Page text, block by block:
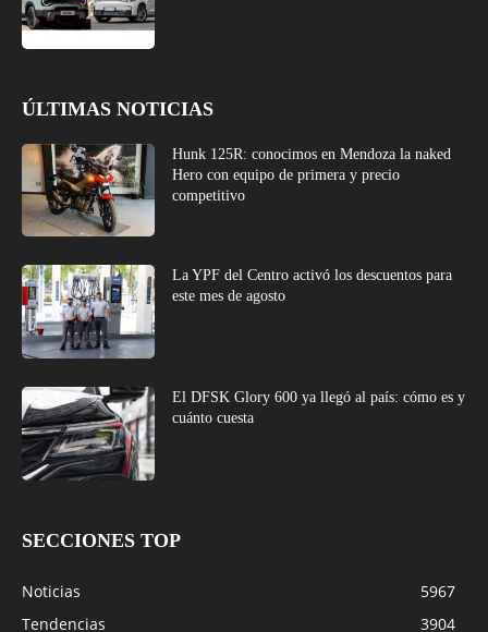
ÚLTIMAS NOTICIAS
Hunk 125R: conocimos en Mendoza la naked
Hero con equipo de primera y precio
competitivo
La YPF del Centro activó los descuentos para
este mes de agosto
El DFSK Glory 600 ya llegó al país: cómo es y
cuánto cuesta
SECCIONES TOP
Noticias
5967
Tendencias
3904